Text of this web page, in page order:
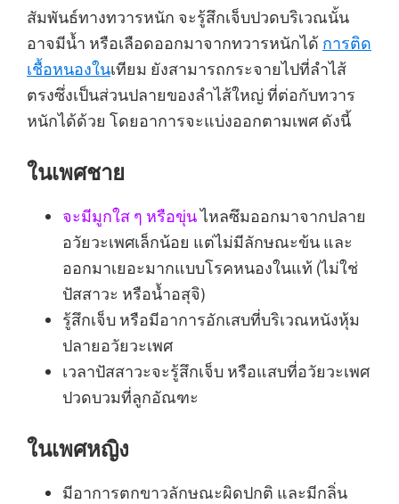
สัมพันธ์ทางทวารหนัก จะรู้สึกเจ็บปวดบริเวณนั้น
อาจมีน้ำ หรือเลือดออกมาจากทวารหนักได้ การติด
เชื้อหนองในเทียม ยังสามารถกระจายไปที่ลำไส้
ตรงซึ่งเป็นส่วนปลายของลำไส้ใหญ่ ที่ต่อกับทวาร
หนักได้ด้วย โดยอาการจะแบ่งออกตามเพศ ดังนี้
ในเพศชาย
จะมีมูกใส ๆ หรือขุ่นไหลซึมออกมาจากปลาย
อวัยวะเพศเล็กน้อย แต่ไม่มีลักษณะข้น และ
ออกมาเยอะมากแบบโรคหนองในแท้ (ไม่ใช่
ปัสสาวะ หรือน้ำอสุจิ)
รู้สึกเจ็บ หรือมีอาการอักเสบที่บริเวณหนังหุ้ม
ปลายอวัยวะเพศ
เวลาปัสสาวะจะรู้สึกเจ็บ หรือแสบที่อวัยวะเพศ
ปวดบวมที่ลูกอัณฑะ
ในเพศหญิง
มีอาการตกขาวลักษณะผิดปกติ และมีกลิ่น